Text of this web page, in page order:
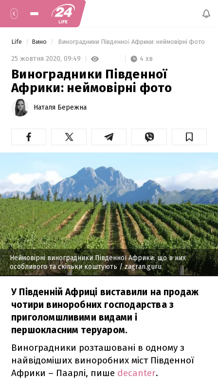
Life Вино Виноградники Південної Африки: неймовірні фото
25 жовтня 2020, 09:49 4 хв
Виноградники Південної
Африки: неймовірні фото
Наталя Бережна
Неймовірні виноградники Південної Африки: що в них
особливого та скільки коштують / zagran.guru
У Південній Африці виставили на продаж
чотири виноробних господарства з
приголомшливими видами і
першокласним теруаром.
Виноградники розташовані в одному з
найвідоміших виноробних міст Південної
Африки – Паарлі, пише decanter.